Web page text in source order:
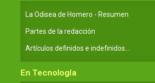
La Odisea de Homero - Resumen
Partes de la redacción
Artículos definidos e indefinidos...
En Tecnología